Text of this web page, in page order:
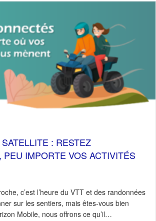
: RESTEZ
IMPORTE VOS ACTIVITÉS
c’est l’heure du VTT et des randonnées
sur les sentiers, mais êtes-vous bien
Mobile, nous offrons ce qu’il…